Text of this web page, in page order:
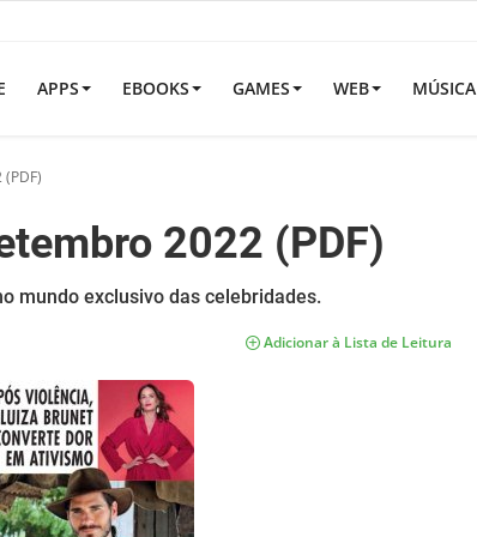
APPS EBOOKS GAMES WEB MÚSICA
2022 (PDF)
mundo exclusivo das celebridades.
Adicionar à Lista de Leitura